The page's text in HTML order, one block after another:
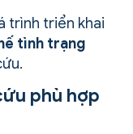
trình triển khai
tình trạng
phù hợp